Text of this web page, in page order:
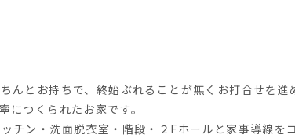
んとお持ちで、終始ぶれることが無くお打合せを進
につくられたお家です。
チン・洗面脱衣室・階段・２Fホールと家事導線